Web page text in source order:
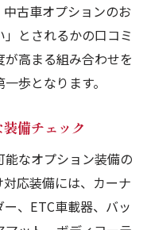
古車オプションのお
とされるかの口コミ
高まる組み合わせを
歩となります。
備チェック
なオプション装備の
応装備には、カーナ
、ETC車載器、バッ